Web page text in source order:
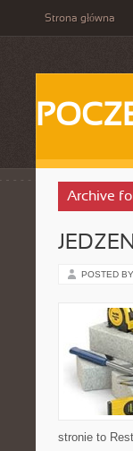
Strona główna
Archive
POSTED
stronie to